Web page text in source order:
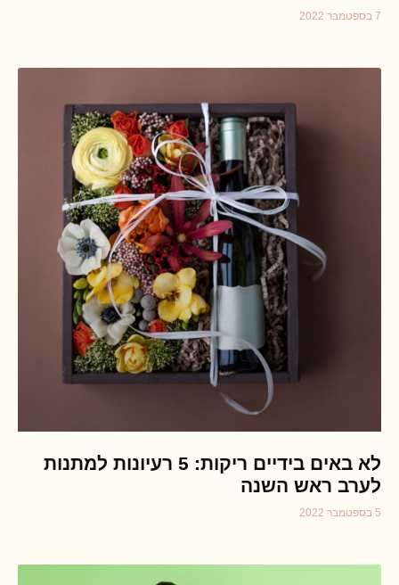
7 בספטמבר 2022
לא באים בידיים ריקות: 5 רעיונות למתנות
לערב ראש השנה
5 בספטמבר 2022